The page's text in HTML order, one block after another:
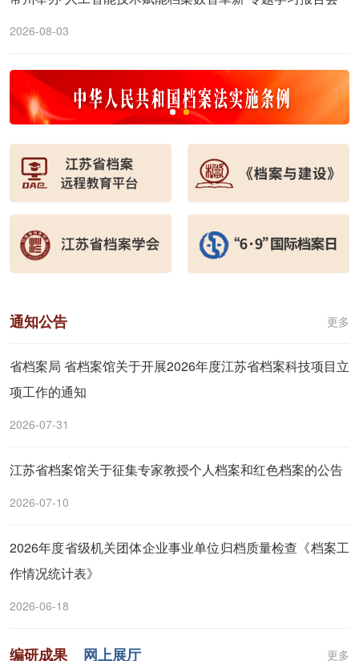
2026-08-03
通知公告 更多
省档案局 省档案馆关于开展2026年度江苏省档案科技项目立
项工作的通知
2026-07-31
江苏省档案馆关于征集专家教授个人档案和红色档案的公告
2026-07-10
2026年度省级机关团体企业事业单位归档质量检查《档案工
作情况统计表》
2026-06-18
编研成果 网上展厅 更多